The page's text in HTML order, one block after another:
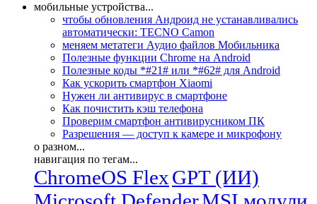
мобильные устройства...
чтобы обновления Андроид не устанавливались
автоматически: TECNO Camon
меняем метатеги Аудио файлов Мобильника
Полезные функции Chrome на Android
Полезные коды *#21# или *#62# для Android
Как ускорить смартфон Xiaomi
Нужен ли антивирус в смартфоне
Как почистить кэш телефона
Проверим смартфон антивирусником ПК
Разрешения — доступ к камере и микрофону
о разном...
навигация по тегам...
ChromeOS FlexGPT (ИИ)